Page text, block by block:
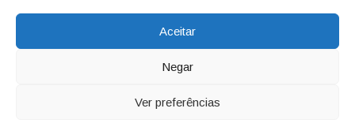
Aceitar
Negar
Ver preferências
adm@jtv.com.br
(19) 3929-6225